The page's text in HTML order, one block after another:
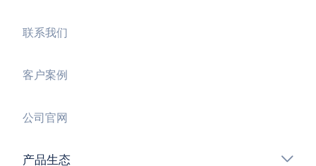
联系我们
客户案例
公司官网
产品生态